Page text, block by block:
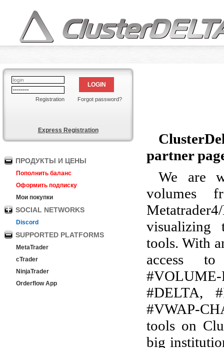
LOGIN
Registration Forgot password?
Express Registration
ПРОДУКТЫ И ЦЕНЫ
Пополнить баланс
Оформить подписку
Мои покупки
SOCIAL NETWORKS
Discord
SUPPORTED PLATFORMS
MetaTrader
cTrader
NinjaTrader
Orderflow App
partner
We are
volumes
visualizing
tools. With
access to
#DELTA,
#VWAP-
tools on
big